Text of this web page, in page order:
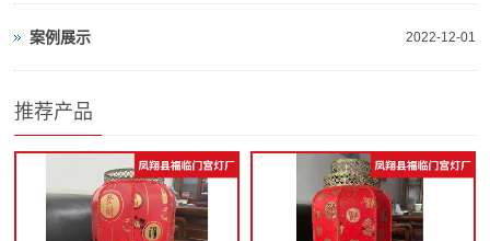
2022-12-01
案例展示
推荐产品